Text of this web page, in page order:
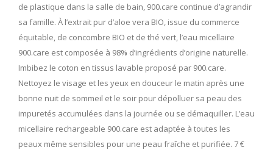
de plastique dans la salle de bain, 900.care continue d’agrandir
sa famille. À l’extrait pur d’aloe vera BIO, issue du commerce
équitable, de concombre BIO et de thé vert, l’eau micellaire
900.care est composée à 98% d’ingrédients d’origine naturelle.
Imbibez le coton en tissus lavable proposé par 900.care.
Nettoyez le visage et les yeux en douceur le matin après une
bonne nuit de sommeil et le soir pour dépolluer sa peau des
impuretés accumulées dans la journée ou se démaquiller. L’eau
micellaire rechargeable 900.care est adaptée à toutes les
peaux même sensibles pour une peau fraîche et purifiée. 7 €